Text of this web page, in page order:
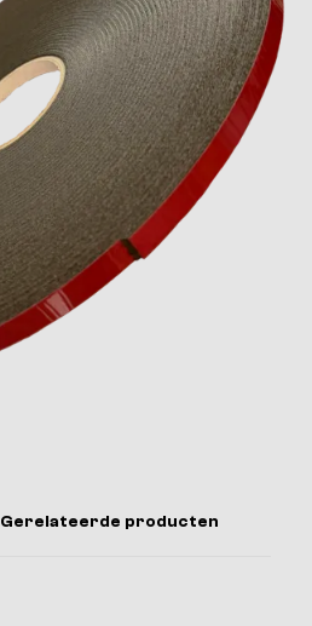
Gerelateerde producten